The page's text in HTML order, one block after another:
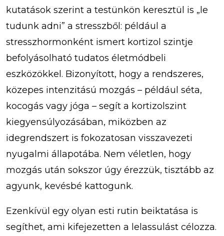
kutatások szerint a testünkön keresztül is „le
tudunk adni” a stresszből: például a
stresszhormonként ismert kortizol szintje
befolyásolható tudatos életmódbeli
eszközökkel. Bizonyított, hogy a rendszeres,
közepes intenzitású mozgás – például séta,
kocogás vagy jóga – segít a kortizolszint
kiegyensúlyozásában, miközben az
idegrendszert is fokozatosan visszavezeti
nyugalmi állapotába. Nem véletlen, hogy
mozgás után sokszor úgy érezzük, tisztább az
agyunk, kevésbé kattogunk.
Ezenkívül egy olyan esti rutin beiktatása is
segíthet, ami kifejezetten a lelassulást célozza.